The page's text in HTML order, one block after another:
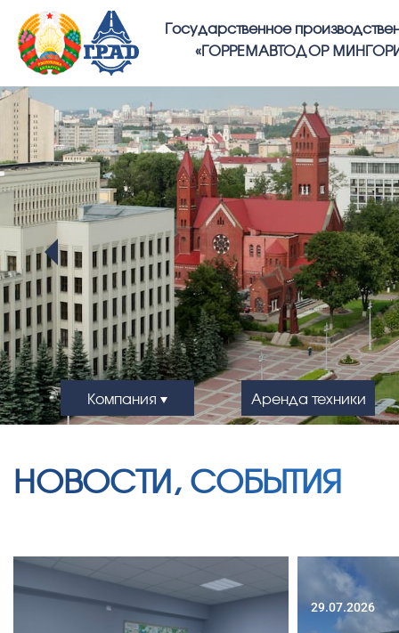
Государственное
«ГОРРЕМАВТОДОР
Компания Аренда техники
НОВОСТИ, СОБЫТИЯ
29.07.2026